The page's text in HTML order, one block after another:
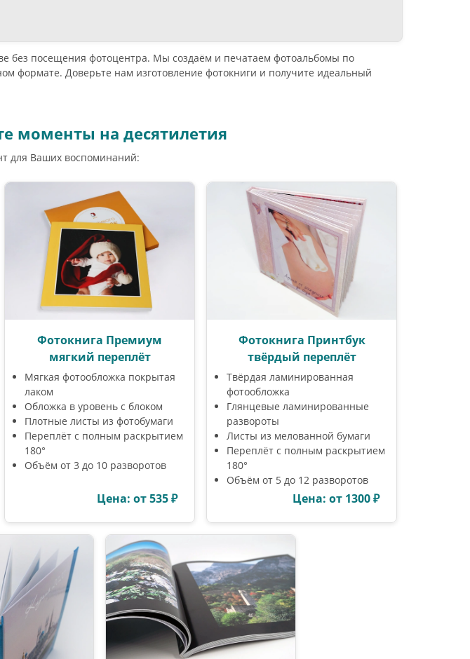
без посещения фотоцентра. Мы создаём и печатаем фотоальбомы по
формате. Доверьте нам изготовление фотокниги и получите идеальный
моменты на десятилетия
для Ваших воспоминаний:
Фотокнига Премиум
мягкий переплёт
Мягкая фотообложка покрытая
лаком
Обложка в уровень с блоком
Плотные листы из фотобумаги
Переплёт с полным раскрытием
180°
Объём от 3 до 10 разворотов
Цена: от 535 ₽
Фотокнига Принтбук
твёрдый переплёт
Твёрдая ламинированная
фотообложка
Глянцевые ламинированные
развороты
Листы из мелованной бумаги
Переплёт с полным раскрытием
180°
Объём от 5 до 12 разворотов
Цена: от 1300 ₽